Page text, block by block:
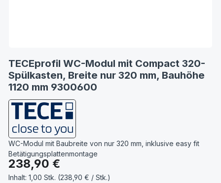
TECEprofil WC-Modul mit Compact 320-
Spülkasten, Breite nur 320 mm, Bauhöhe
1120 mm 9300600
WC-Modul mit Baubreite von nur 320 mm, inklusive easy fit
Betätigungsplattenmontage
Regulärer Preis:
238,90 €
Inhalt: 1,00 Stk. (238,90 € / Stk.)